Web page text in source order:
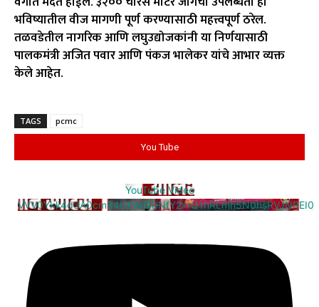
भविष्यातील वीज मागणी पूर्ण करण्यासाठी महत्त्वपूर्ण ठरेल.
तळवडेतील नागरिक आणि लघुउद्योजकांनी या निर्णयासाठी
पालकमंत्री अजित पवार आणि पंकज भालेकर यांचे आभार व्यक्त
केले आहेत.
TAGS pcmc
You Tube
YouTube Video
VVV0Ykk4d3A0cm94U1VaQUNfY2xrQ1hRLmh5N0hsRVJNREI0